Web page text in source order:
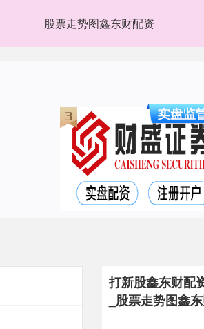
股票走势图鑫东财配资
打新股鑫东财配
_股票走势图鑫